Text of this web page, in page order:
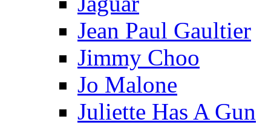
Jean Paul Gaultier
Jimmy Choo
Jo Malone
Juliette Has A Gun